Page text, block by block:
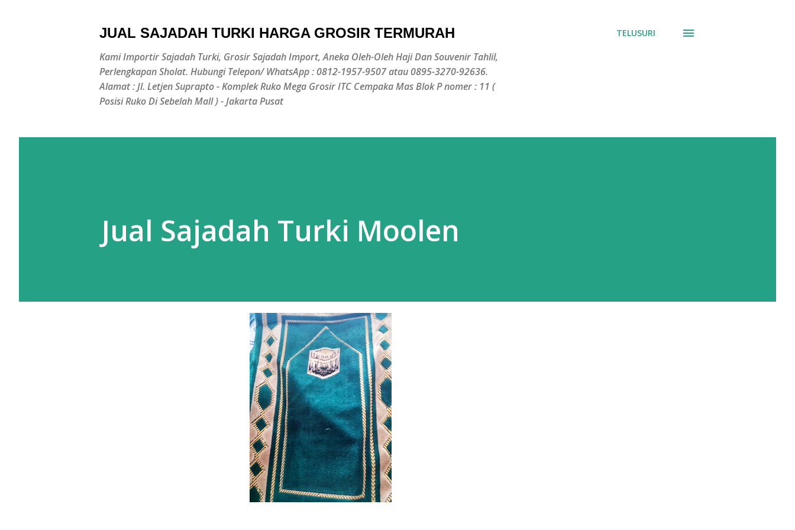
JUAL SAJADAH TURKI HARGA GROSIR TERMURAH
Kami Importir Sajadah Turki, Grosir Sajadah Import, Aneka Oleh-Oleh Haji Dan Souvenir Tahlil,
Perlengkapan Sholat. Hubungi Telepon/ WhatsApp : 0812-1957-9507 atau 0895-3270-92636.
Alamat : Jl. Letjen Suprapto - Komplek Ruko Mega Grosir ITC Cempaka Mas Blok P nomer : 11 (
Posisi Ruko Di Sebelah Mall ) - Jakarta Pusat
TELUSURI
Jual Sajadah Turki Moolen